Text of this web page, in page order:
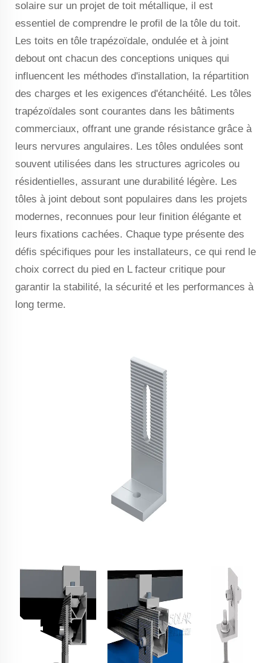
solaire sur un projet de toit métallique, il est
essentiel de comprendre le profil de la tôle du toit.
Les toits en tôle trapézoïdale, ondulée et à joint
debout ont chacun des conceptions uniques qui
influencent les méthodes d'installation, la répartition
des charges et les exigences d'étanchéité. Les tôles
trapézoïdales sont courantes dans les bâtiments
commerciaux, offrant une grande résistance grâce à
leurs nervures angulaires. Les tôles ondulées sont
souvent utilisées dans les structures agricoles ou
résidentielles, assurant une durabilité légère. Les
tôles à joint debout sont populaires dans les projets
modernes, reconnues pour leur finition élégante et
leurs fixations cachées. Chaque type présente des
défis spécifiques pour les installateurs, ce qui rend le
choix correct du pied en L facteur critique pour
garantir la stabilité, la sécurité et les performances à
long terme.